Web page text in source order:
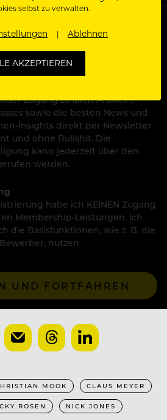
zu.
Zugang zu allen Artikeln,
sowie die besten News und
Insights direkt per Newsletter
und ohne Bullshit. Die
kann jederzeit über den
werden.
habe ich KEINEN Zugang
Membership-Leistungen. Ich
die Basisfunktionen, wie z. B. die
nutzen.
UND FORTFAHREN
MOOK CLAUS MEYER
ROSEN NICK JONES
selbst zu verwalten.
Ablehnen
AKZEPTIEREN